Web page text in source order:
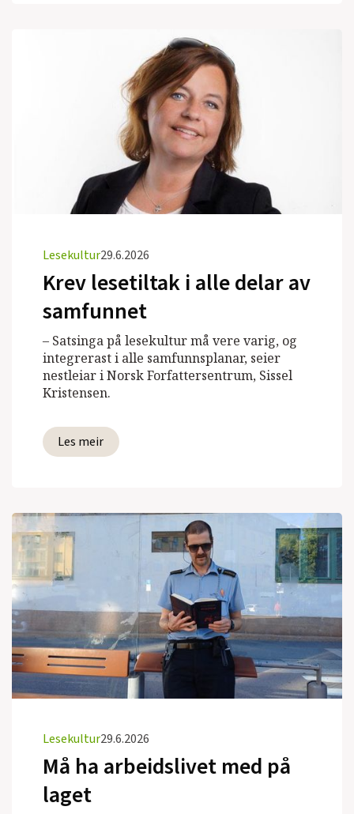
Lesekultur29.6.2026
Krev lesetiltak i alle delar av
samfunnet
– Satsinga på lesekultur må vere varig, og
integrerast i alle samfunnsplanar, seier
nestleiar i Norsk Forfattersentrum, Sissel
Kristensen.
Les meir
Lesekultur29.6.2026
Må ha arbeidslivet med på
laget